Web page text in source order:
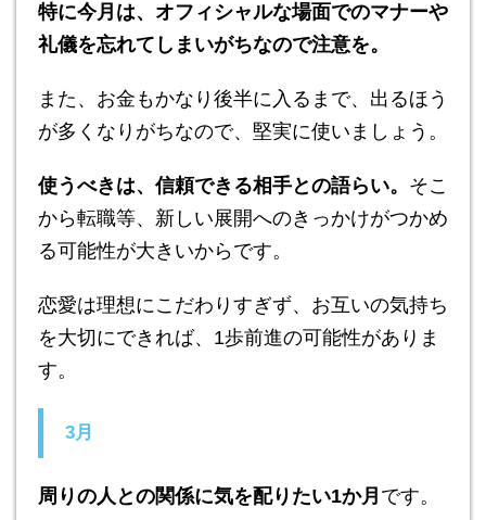
特に今月は、オフィシャルな場面でのマナーや
礼儀を忘れてしまいがちなので注意を。
また、お金もかなり後半に入るまで、出るほう
が多くなりがちなので、堅実に使いましょう。
使うべきは、信頼できる相手との語らい。 そこ
から転職等、新しい展開へのきっかけがつかめ
る可能性が大きいからです。
恋愛は理想にこだわりすぎず、お互いの気持ち
を大切にできれば、1歩前進の可能性がありま
す。
3月
周りの人との関係に気を配りたい1か月 です。